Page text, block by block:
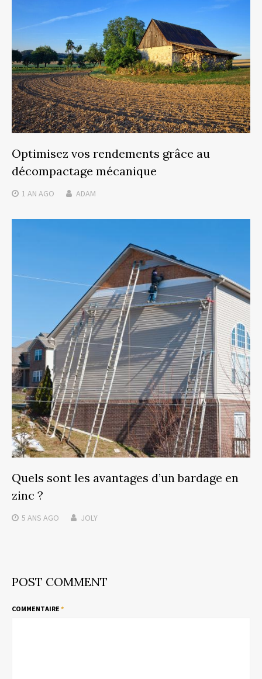
Optimisez vos rendements grâce au
décompactage mécanique
1 AN AGO ADAM
Quels sont les avantages d’un bardage en
zinc ?
5 ANS AGO JOLY
POST COMMENT
COMMENTAIRE *